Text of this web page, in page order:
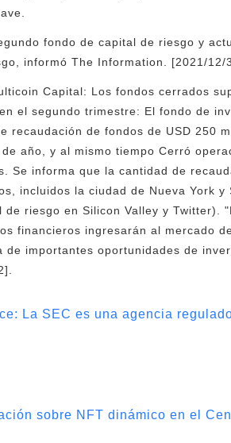
fondo de capital de riesgo y
informó The Information. [2021/12/
Capital: Los fondos cerrados
el segundo trimestre: El fondo de
recaudación de fondos de USD 250
año, y al mismo tiempo Cerró
Se informa que la cantidad de
incluidos la ciudad de Nueva York y
riesgo en Silicon Valley y Twitter).
financieros ingresarán al mercado
importantes oportunidades de
La SEC es una agencia
sobre NFT dinámico en el